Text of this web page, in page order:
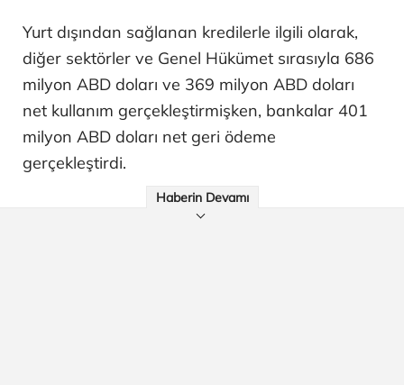
Yurt dışından sağlanan kredilerle ilgili olarak,
diğer sektörler ve Genel Hükümet sırasıyla 686
milyon ABD doları ve 369 milyon ABD doları
net kullanım gerçekleştirmişken, bankalar 401
milyon ABD doları net geri ödeme
gerçekleştirdi.
Haberin Devamı